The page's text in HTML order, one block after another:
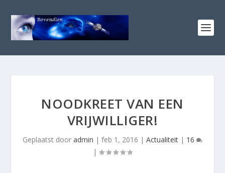
NOODKREET VAN EEN
VRIJWILLIGER!
Geplaatst door admin | feb 1, 2016 | Actualiteit | 16
|